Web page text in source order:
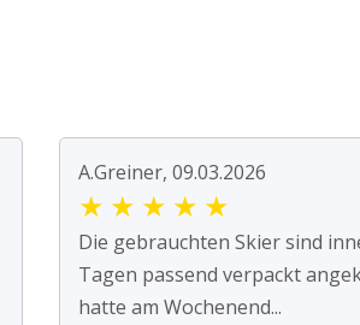
A.Greiner, 09.03.2026
★ ★ ★ ★ ★
Die gebrauchten Skier sind
Tagen passend verpackt
hatte am Wochenend...